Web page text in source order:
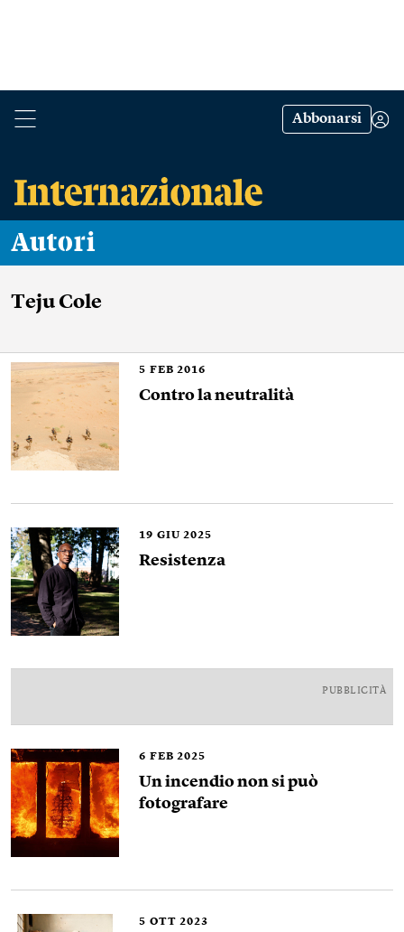
Abbonarsi
Autori
Teju Cole
5 FEB 2016
Contro la neutralità
19 GIU 2025
Resistenza
PUBBLICITÀ
6 FEB 2025
Un incendio non si può
fotografare
5 OTT 2023